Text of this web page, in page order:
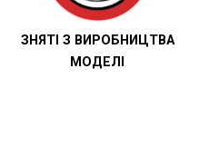
ЗНЯТІ З ВИРОБНИЦТВА
МОДЕЛІ